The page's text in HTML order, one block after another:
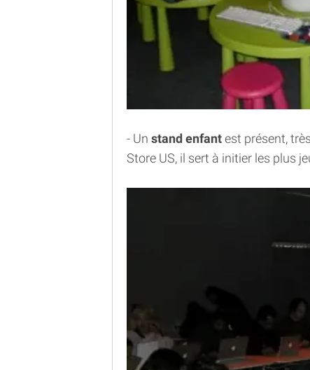
- Un stand enfantest présent,
Store US, il sert à initier les plus